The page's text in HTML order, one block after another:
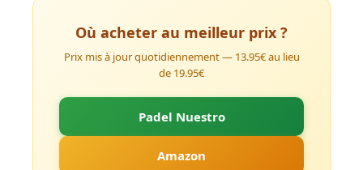
Où acheter au meilleur prix ?
Prix mis à jour quotidiennement — 13.95€ au lieu
de 19.95€
Padel Nuestro
Amazon